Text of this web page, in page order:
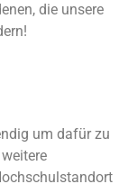
die unsere
um dafür zu